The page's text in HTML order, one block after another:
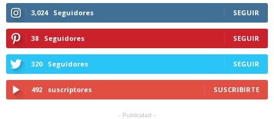
3,024 Seguidores SEGUIR
38 Seguidores SEGUIR
320 Seguidores SEGUIR
492 suscriptores SUSCRIBIRTE
- Publicidad -